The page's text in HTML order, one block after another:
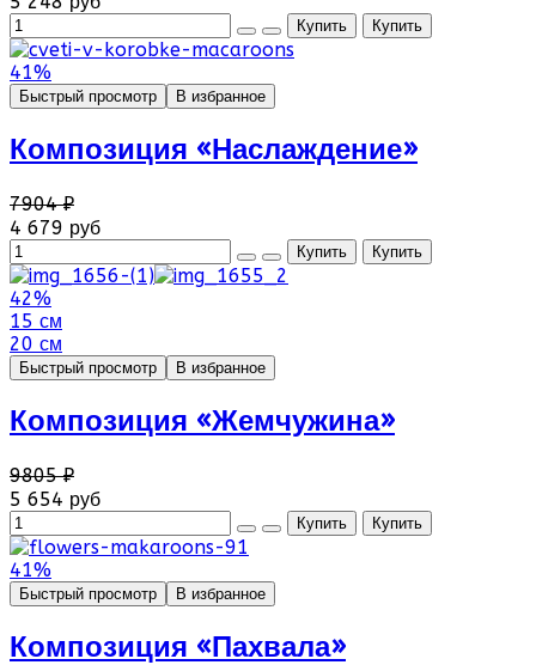
41%
Быстрый просмотр В избранное
Композиция «Наслаждение»
7904 ₽
4 679 руб
42%
15 см
20 см
Быстрый просмотр В избранное
Композиция «Жемчужина»
9805 ₽
5 654 руб
41%
Быстрый просмотр В избранное
Композиция «Пахвала»